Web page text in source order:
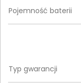
Pojemność baterii
Typ gwarancji